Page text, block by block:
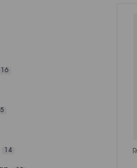
Noël
de
516
16
14